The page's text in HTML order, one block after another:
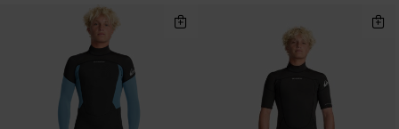
Encontra